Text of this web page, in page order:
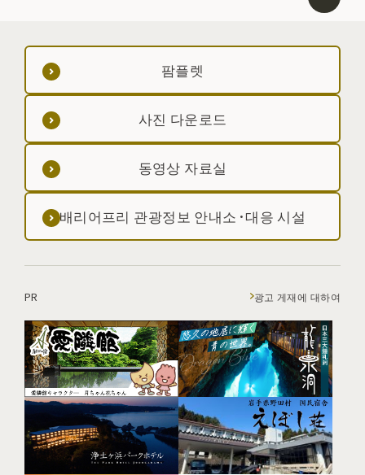
팜플렛
사진 다운로드
동영상 자료실
배리어프리 관광정보 안내소·대응 시설
PR 광고 게재에 대하여